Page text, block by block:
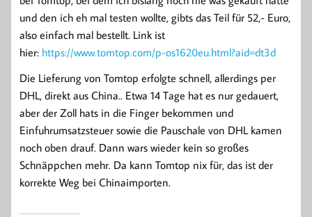
und den ich eh mal testen wollte, gibts das Teil für 52,- Euro,
also einfach mal bestellt. Link ist
hier: https://www.tomtop.com/p-os1620eu.html?aid=dt3d
Die Lieferung von Tomtop erfolgte schnell, allerdings per
DHL, direkt aus China.. Etwa 14 Tage hat es nur gedauert,
aber der Zoll hats in die Finger bekommen und
Einfuhrumsatzsteuer sowie die Pauschale von DHL kamen
noch oben drauf. Dann wars wieder kein so großes
Schnäppchen mehr. Da kann Tomtop nix für, das ist der
korrekte Weg bei Chinaimporten.